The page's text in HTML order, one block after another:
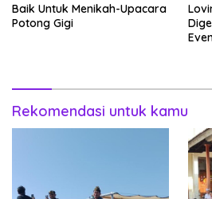
Baik Untuk Menikah-Upacara
Potong Gigi
Rekomendasi untuk kamu